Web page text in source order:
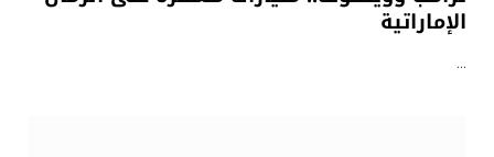
الإماراتية
…